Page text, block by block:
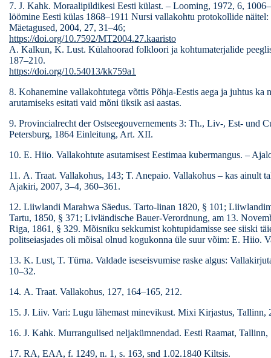
7. J. Kahk. Moraalipildikesi Eesti külast. – Looming, 1972, 6,
löömine Eesti külas 1868–1911 Nursi vallakohtu protokollide
Mäetagused, 2004, 27, 31–46;
https://doi.org/10.7592/MT2004.27.kaaristo
A. Kalkun, K. Lust. Külahoorad folkloori ja kohtumaterjalide
187–210.
https://doi.org/10.54013/kk759a1
8. Kohanemine vallakohtutega võttis Põhja-Eestis aega ja juhtus
arutamiseks esitati vaid mõni üksik asi aastas.
9. Provincialrecht der Ostseegouvernements 3: Th., Liv-, Est- und
Petersburg, 1864 Einleitung, Art. XII.
10. E. Hiio. Vallakohtute asutamisest Eestimaa kubermangus. –
11. A. Traat. Vallakohus, 143; T. Anepaio. Vallakohus – kas ainult
Ajakiri, 2007, 3–4, 360–361.
12. Liiwlandi Marahwa Säedus. Tarto-linan 1820, § 101;
Tartu, 1850, § 371; Livländische Bauer-Verordnung, am 13.
Riga, 1861, § 329. Mõisniku sekkumist kohtupidamisse see siiski
politseiasjades oli mõisal olnud kogukonna üle suur võim: E. Hiio.
13. K. Lust, T. Türna. Valdade iseseisvumise raske algus:
10–32.
14. A. Traat. Vallakohus, 127, 164–165, 212.
15. J. Liiv. Vari: Lugu lähemast minevikust. Mixi Kirjastus, Tallinn,
16. J. Kahk. Murrangulised neljakümnendad. Eesti Raamat,
17. RA, EAA, f. 1249, n. 1, s. 163, snd 1.02.1840 Kiltsis.